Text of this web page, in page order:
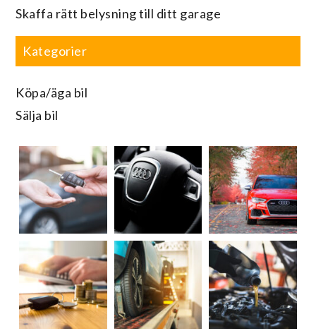
Skaffa rätt belysning till ditt garage
Kategorier
Köpa/äga bil
Sälja bil